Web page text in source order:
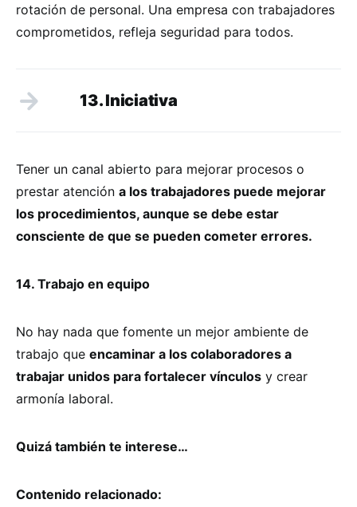
rotación de personal. Una empresa con trabajadores
comprometidos, refleja seguridad para todos.
13. Iniciativa
Tener un canal abierto para mejorar procesos o
prestar atención a los trabajadores puede mejorar
los procedimientos, aunque se debe estar
consciente de que se pueden cometer errores.
14. Trabajo en equipo
No hay nada que fomente un mejor ambiente de
trabajo que encaminar a los colaboradores a
trabajar unidos para fortalecer vínculos y crear
armonía laboral.
Quizá también te interese…
Contenido relacionado: